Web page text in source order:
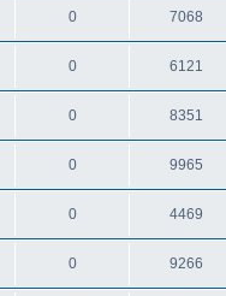
0 7068
0 6121
0 8351
0 9965
0 4469
0 9266